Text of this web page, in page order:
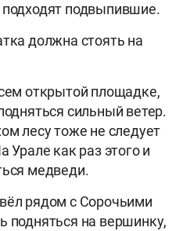
подвыпившие.
должна стоять на
открытой площадке,
сильный ветер.
лесу тоже не следует
Урале как раз этого и
медведи.
рядом с Сорочьими
подняться на вершинку,